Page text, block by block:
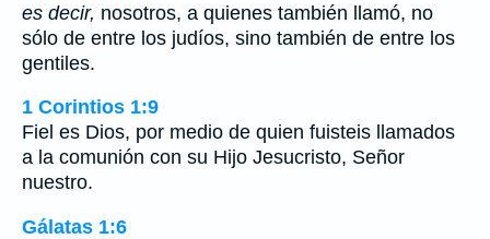
es decir, nosotros, a quienes también llamó, no
sólo de entre los judíos, sino también de entre los
gentiles.
1 Corintios 1:9
Fiel es Dios, por medio de quien fuisteis llamados
a la comunión con su Hijo Jesucristo, Señor
nuestro.
Gálatas 1:6